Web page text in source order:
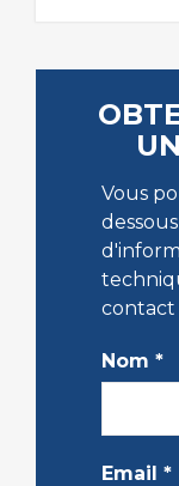
Vous
contact
Nom *
Email *